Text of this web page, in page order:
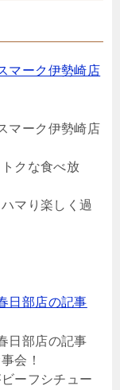
マーク伊勢崎店
マーク伊勢崎店
クな食べ放
マり楽しく過
日部店の記事
日部店の記事
会！
ーフシチュー